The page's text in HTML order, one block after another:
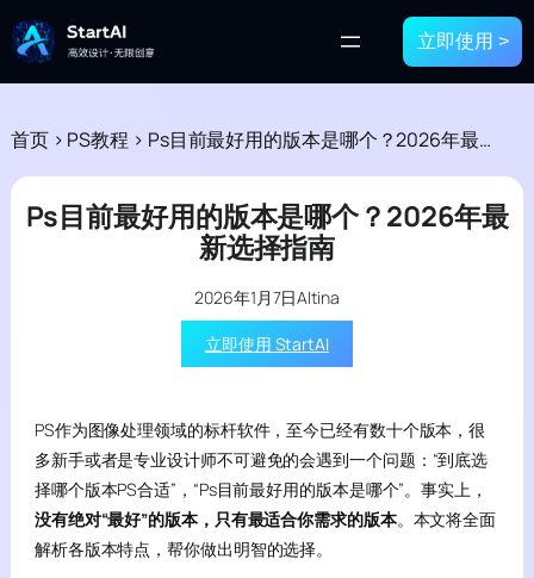
立即使用 >
首页 > PS教程 > Ps目前最好用的版本是哪个？2026年最新选择指南
Ps目前最好用的版本是哪个？2026年最
新选择指南
2026年1月7日Altina
立即使用 StartAI
PS作为图像处理领域的标杆软件，至今已经有数十个版本，很
多新手或者是专业设计师不可避免的会遇到一个问题：“到底选
择哪个版本PS合适”，“Ps目前最好用的版本是哪个”。事实上，
没有绝对“最好”的版本，只有最适合你需求的版本。本文将全面
解析各版本特点，帮你做出明智的选择。